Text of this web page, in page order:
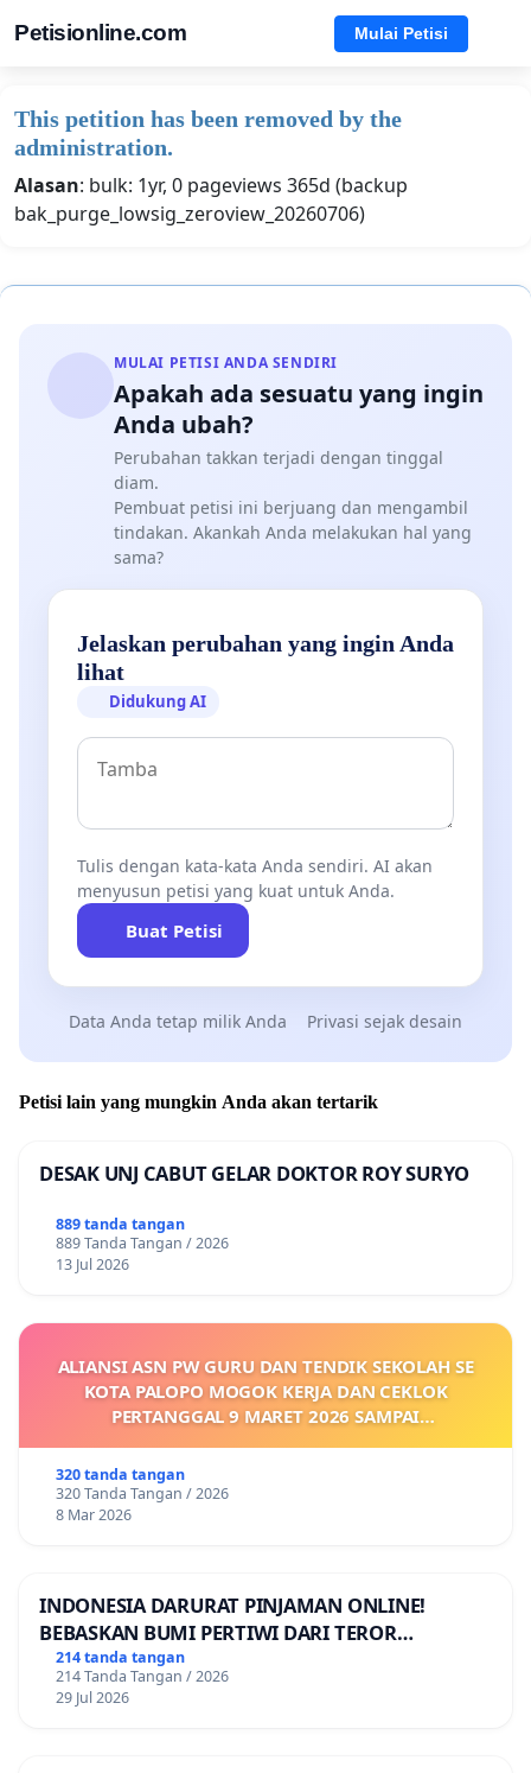
Petisionline.com Mulai Petisi
This petition has been removed by the
administration.
Alasan: bulk: 1yr, 0 pageviews 365d (backup
bak_purge_lowsig_zeroview_20260706)
MULAI PETISI ANDA SENDIRI
Apakah ada sesuatu yang ingin
Anda ubah?
Perubahan takkan terjadi dengan tinggal
diam.
Pembuat petisi ini berjuang dan mengambil
tindakan. Akankah Anda melakukan hal yang
sama?
Jelaskan perubahan yang ingin Anda
lihat
Didukung AI
Tulis dengan kata-kata Anda sendiri. AI akan
menyusun petisi yang kuat untuk Anda.
Buat Petisi
Data Anda tetap milik Anda Privasi sejak desain
Petisi lain yang mungkin Anda akan tertarik
DESAK UNJ CABUT GELAR DOKTOR ROY SURYO
889 tanda tangan
889 Tanda Tangan / 2026
13 Jul 2026
ALIANSI ASN PW GURU DAN TENDIK SEKOLAH SE
KOTA PALOPO MOGOK KERJA DAN CEKLOK
PERTANGGAL 9 MARET 2026 SAMPAI
KEJELASAN SUMBER GAJI POKOK
320 tanda tangan
320 Tanda Tangan / 2026
8 Mar 2026
INDONESIA DARURAT PINJAMAN ONLINE!
BEBASKAN BUMI PERTIWI DARI TEROR
PINJAMAN ONLINE! TUTUP PINJOL!
214 tanda tangan
214 Tanda Tangan / 2026
29 Jul 2026